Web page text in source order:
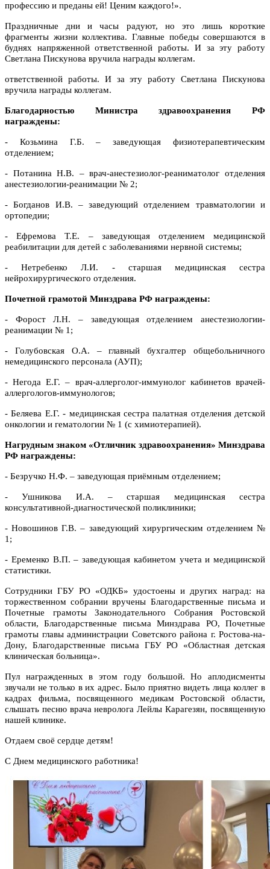
профессию и преданы ей! Ценим каждого!».
Праздничные дни и часы радуют, но это лишь короткие
фрагменты жизни коллектива. Главные победы совершаются в
буднях напряженной ответственной работы. И за эту работу
Светлана Пискунова вручила награды коллегам.
ответственной работы. И за эту работу Светлана Пискунова
вручила награды коллегам.
Благодарностью Министра здравоохранения РФ
награждены:
- Козьмина Г.Б. – заведующая физиотерапевтическим
отделением;
- Потанина Н.В. – врач-анестезиолог-реаниматолог отделения
анестезиологии-реанимации № 2;
- Богданов И.В. – заведующий отделением травматологии и
ортопедии;
- Ефремова Т.Е. – заведующая отделением медицинской
реабилитации для детей с заболеваниями нервной системы;
- Нетребенко Л.И. - старшая медицинская сестра
нейрохирургического отделения.
Почетной грамотой Минздрава РФ награждены:
- Форост Л.Н. – заведующая отделением анестезиологии-
реанимации № 1;
- Голубовская О.А. – главный бухгалтер общебольничного
немедицинского персонала (АУП);
- Негода Е.Г. – врач-аллерголог-иммунолог кабинетов врачей-
аллергологов-иммунологов;
- Беляева Е.Г. - медицинская сестра палатная отделения детской
онкологии и гематологии № 1 (с химиотерапией).
Нагрудным знаком «Отличник здравоохранения» Минздрава
РФ награждены:
- Безручко Н.Ф. – заведующая приёмным отделением;
- Ушникова И.А. – старшая медицинская сестра
консультативной-диагностической поликлиники;
- Новошинов Г.В. – заведующий хирургическим отделением №
1;
- Еременко В.П. – заведующая кабинетом учета и медицинской
статистики.
Сотрудники ГБУ РО «ОДКБ» удостоены и других наград: на
торжественном собрании вручены Благодарственные письма и
Почетные грамоты Законодательного Собрания Ростовской
области, Благодарственные письма Минздрава РО, Почетные
грамоты главы администрации Советского района г. Ростова-на-
Дону, Благодарственные письма ГБУ РО «Областная детская
клиническая больница».
Пул награжденных в этом году большой. Но аплодисменты
звучали не только в их адрес. Было приятно видеть лица коллег в
кадрах фильма, посвященного медикам Ростовской области,
слышать песню врача невролога Лейлы Карагезян, посвященную
нашей клинике.
Отдаем своё сердце детям!
С Днем медицинского работника!